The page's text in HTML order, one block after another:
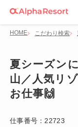
HOME こだわり検索
夏シーズン
山／人気リ
お仕事🙌
仕事番号： 22723